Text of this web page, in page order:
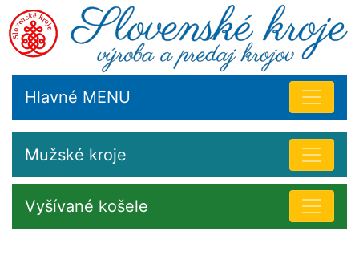
Hlavné MENU
Mužské kroje
Vyšívané košele